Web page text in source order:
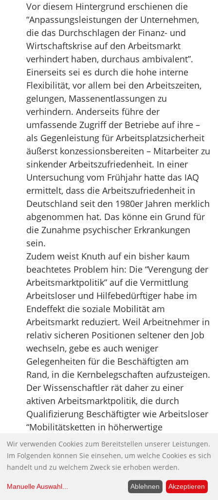
Vor diesem Hintergrund erschienen die
“Anpassungsleistungen der Unternehmen,
die das Durchschlagen der Finanz- und
Wirtschaftskrise auf den Arbeitsmarkt
verhindert haben, durchaus ambivalent”.
Einerseits sei es durch die hohe interne
Flexibilität, vor allem bei den Arbeitszeiten,
gelungen, Massenentlassungen zu
verhindern. Anderseits führe der
umfassende Zugriff der Betriebe auf ihre –
als Gegenleistung für Arbeitsplatzsicherheit
äußerst konzessionsbereiten – Mitarbeiter zu
sinkender Arbeitszufriedenheit. In einer
Untersuchung vom Frühjahr hatte das IAQ
ermittelt, dass die Arbeitszufriedenheit in
Deutschland seit den 1980er Jahren merklich
abgenommen hat. Das könne ein Grund für
die Zunahme psychischer Erkrankungen
sein.
Zudem weist Knuth auf ein bisher kaum
beachtetes Problem hin: Die “Verengung der
Arbeitsmarktpolitik” auf die Vermittlung
Arbeitsloser und Hilfebedürftiger habe im
Endeffekt die soziale Mobilität am
Arbeitsmarkt reduziert. Weil Arbeitnehmer in
relativ sicheren Positionen seltener den Job
wechseln, gebe es auch weniger
Gelegenheiten für die Beschäftigten am
Rand, in die Kernbelegschaften aufzusteigen.
Der Wissenschaftler rät daher zu einer
aktiven Arbeitsmarktpolitik, die durch
Qualifizierung Beschäftigter wie Arbeitsloser
“Mobilitätsketten in höherwertige
Beschäftigung auslöst”.
Quelle 1:WSI Mitteilungen 11/2011 [PDF –
1.2 MB]
Infografik zum Download im
Böckler Impuls
Wir verwenden Cookies zum Bereitstellen unserer Leistungen.
Im Folgenden können Sie einsehen, um welche Cookies es sich
handelt und zu welchem Zweck sie erhoben werden.
Manuelle Auswahl... Ablehnen Akzeptieren